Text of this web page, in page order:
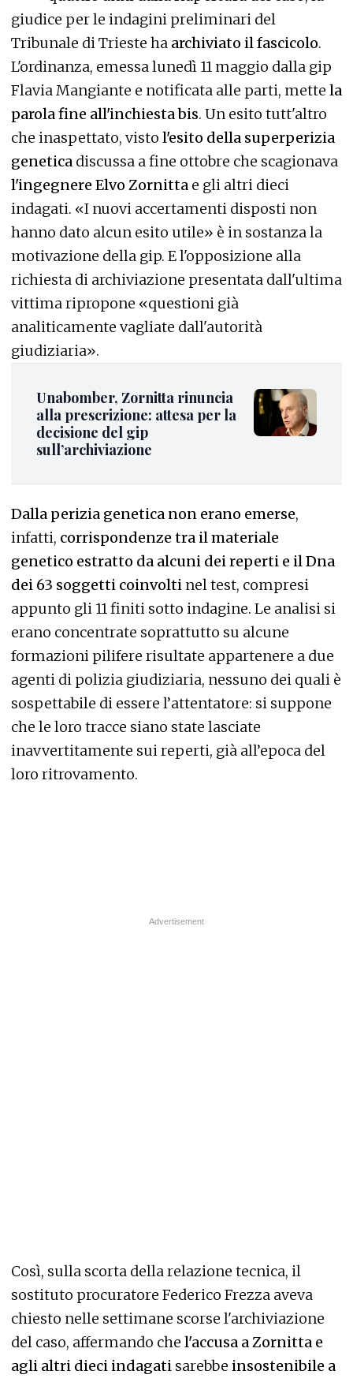
giudice per le indagini preliminari del
Tribunale di Trieste ha archiviato il fascicolo.
L'ordinanza, emessa lunedì 11 maggio dalla gip
Flavia Mangiante e notificata alle parti, mette la
parola fine all'inchiesta bis. Un esito tutt'altro
che inaspettato, visto l'esito della superperizia
genetica discussa a fine ottobre che scagionava
l'ingegnere Elvo Zornitta e gli altri dieci
indagati. «I nuovi accertamenti disposti non
hanno dato alcun esito utile» è in sostanza la
motivazione della gip. E l'opposizione alla
richiesta di archiviazione presentata dall'ultima
vittima ripropone «questioni già
analiticamente vagliate dall'autorità
giudiziaria».
Unabomber, Zornitta rinuncia
alla prescrizione: attesa per la
decisione del gip
sull’archiviazione
Dalla perizia genetica non erano emerse,
infatti, corrispondenze tra il materiale
genetico estratto da alcuni dei reperti e il Dna
dei 63 soggetti coinvolti nel test, compresi
appunto gli 11 finiti sotto indagine. Le analisi si
erano concentrate soprattutto su alcune
formazioni pilifere risultate appartenere a due
agenti di polizia giudiziaria, nessuno dei quali è
sospettabile di essere l’attentatore: si suppone
che le loro tracce siano state lasciate
inavvertitamente sui reperti, già all’epoca del
loro ritrovamento.
Così, sulla scorta della relazione tecnica, il
sostituto procuratore Federico Frezza aveva
chiesto nelle settimane scorse l'archiviazione
del caso, affermando che l'accusa a Zornitta e
agli altri dieci indagati sarebbe insostenibile a